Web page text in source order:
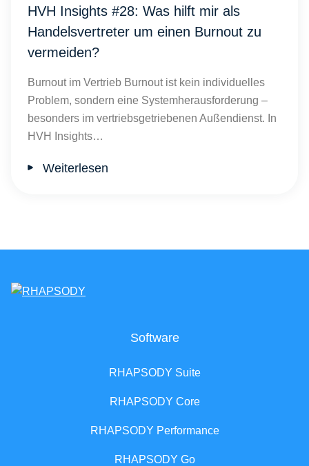
HVH Insights #28: Was hilft mir als
Handelsvertreter um einen Burnout zu
vermeiden?
Burnout im Vertrieb Burnout ist kein individuelles
Problem, sondern eine Systemherausforderung –
besonders im vertriebsgetriebenen Außendienst. In
HVH Insights…
Weiterlesen
Software
RHAPSODY Suite
RHAPSODY Core
RHAPSODY Performance
RHAPSODY Go